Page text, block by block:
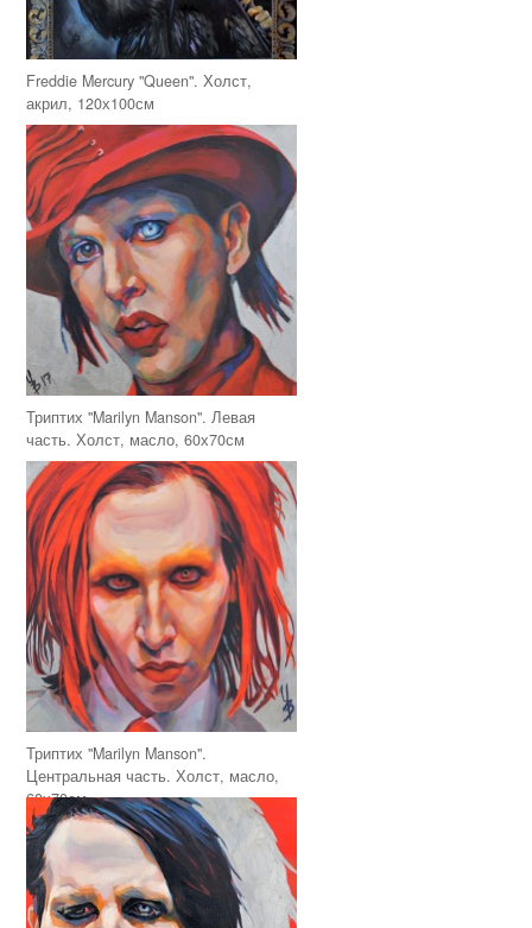
Freddie Mercury "Queen". Холст,
акрил, 120х100см
Триптих "Marilyn Manson". Левая
часть. Холст, масло, 60х70см
Триптих "Marilyn Manson".
Центральная часть. Холст, масло,
60х70см